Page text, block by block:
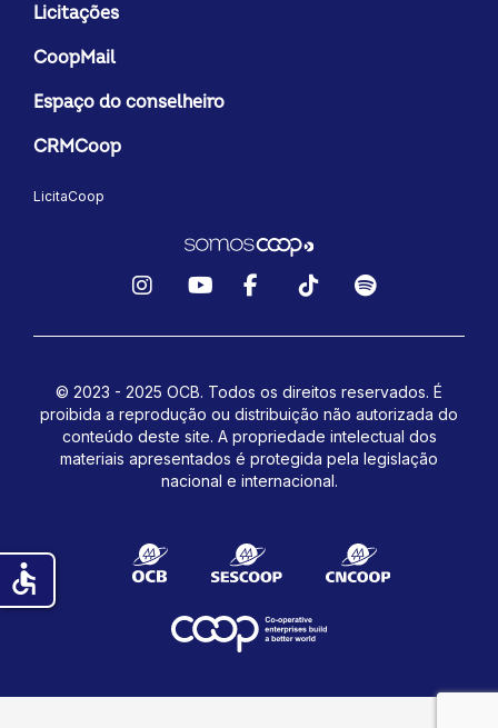
Licitações
CoopMail
Espaço do conselheiro
CRMCoop
LicitaCoop
© 2023 - 2025 OCB. Todos os direitos reservados. É
proibida a reprodução ou distribuição não autorizada do
conteúdo deste site. A propriedade intelectual dos
materiais apresentados é protegida pela legislação
nacional e internacional.
accessible